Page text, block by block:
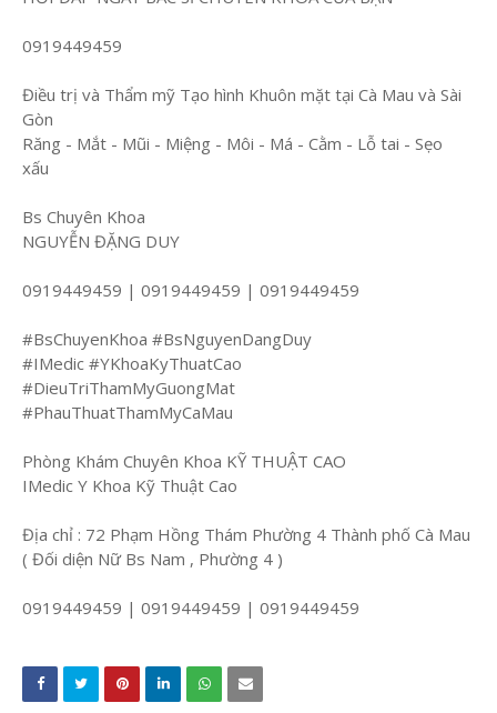
0919449459
Điều trị và Thẩm mỹ Tạo hình Khuôn mặt tại Cà Mau và Sài
Gòn
Răng - Mắt - Mũi - Miệng - Môi - Má - Cằm - Lỗ tai - Sẹo
xấu
Bs Chuyên Khoa
NGUYỄN ĐẶNG DUY
0919449459 | 0919449459 | 0919449459
#BsChuyenKhoa #BsNguyenDangDuy
#IMedic #YKhoaKyThuatCao
#DieuTriThamMyGuongMat
#PhauThuatThamMyCaMau
Phòng Khám Chuyên Khoa KỸ THUẬT CAO
IMedic Y Khoa Kỹ Thuật Cao
Địa chỉ : 72 Phạm Hồng Thám Phường 4 Thành phố Cà Mau
( Đối diện Nữ Bs Nam , Phường 4 )
0919449459 | 0919449459 | 0919449459